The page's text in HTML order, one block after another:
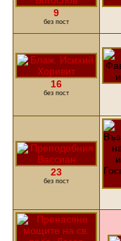
9
без пост
16
без пост
23
без пост